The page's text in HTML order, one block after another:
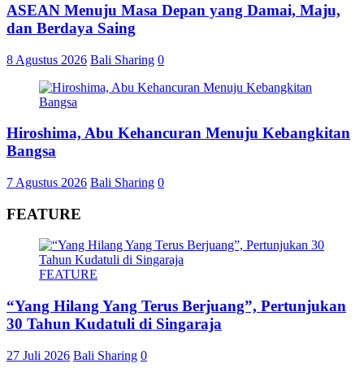
ASEAN Menuju Masa Depan yang Damai, Maju,
dan Berdaya Saing
8 Agustus 2026 Bali Sharing 0
Hiroshima, Abu Kehancuran Menuju Kebangkitan
Bangsa
7 Agustus 2026 Bali Sharing 0
FEATURE
FEATURE
“Yang Hilang Yang Terus Berjuang”, Pertunjukan
30 Tahun Kudatuli di Singaraja
27 Juli 2026 Bali Sharing 0